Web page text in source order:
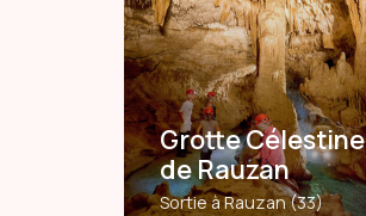
Grotte Célestine
de Rauzan
Sortie à Rauzan(33)